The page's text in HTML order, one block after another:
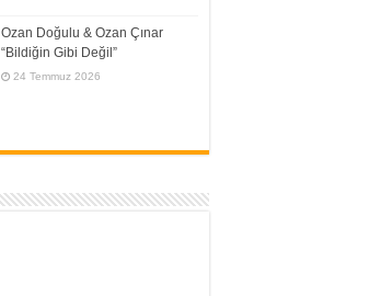
Ozan Doğulu & Ozan Çınar
“Bildiğin Gibi Değil”
24 Temmuz 2026